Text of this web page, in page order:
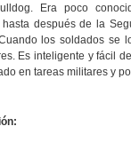
Era poco
después de la
los soldados se
Es inteligente y fácil
en tareas militares y